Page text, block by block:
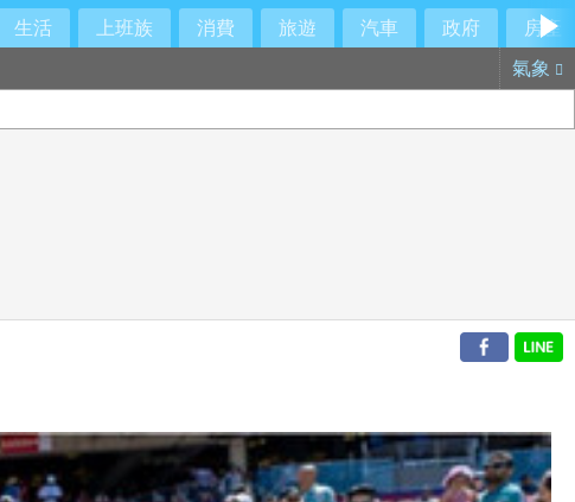
生活 上班族 消費 旅遊 汽車 政府
房產
氣象